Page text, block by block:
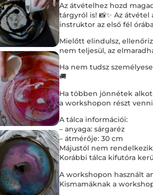
Az átvételhez hozd
tárgyról is! 📸✨ Az
instruktor az első fél
Mielőtt elindulsz,
nem teljesül, az
Ha nem tudsz
🚚
Ha többen jönnétek
a workshopon részt
A tálca információi:
– anyaga: sárgaréz
– átmérője: 30 cm
Májustól nem
Korábbi tálca kifutóra
A workshopon használt
Kismamáknak a